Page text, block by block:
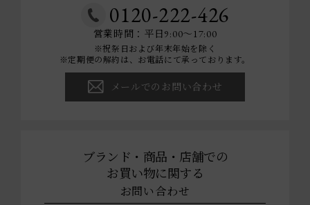
0120-222-426
営業時間：平日9:00～17:00
※祝祭日および年末年始を除く
※定期便の解約は、お電話にて承っております。
メールでのお問い合わせ
ブランド・商品・店舗での
お買い物に関する
お問い合わせ